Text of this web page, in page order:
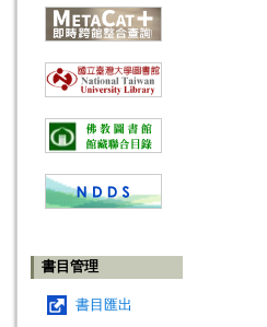
書目管理
書目匯出